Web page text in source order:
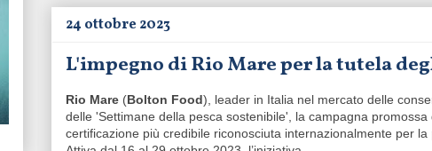
24 ottobre 2023
L'impegno di Rio Mare per la tutela
Rio Mare (Bolton Food), leader in Italia nel mercato delle
delle 'Settimane della pesca sostenibile', la campagna promossa
certificazione più credibile riconosciuta internazionalmente per la